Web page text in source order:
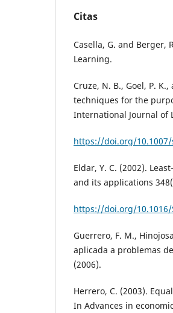
Citas
Casella, G. and Berger,
Learning.
Cruze, N. B., Goel, P.
techniques for the
International Journal of
https://doi.org/10.1007/
Eldar, Y. C. (2002).
and its applications
https://doi.org/10.1016/
Guerrero, F. M.,
aplicada a problemas
(2006).
Herrero, C. (2003).
In Advances in